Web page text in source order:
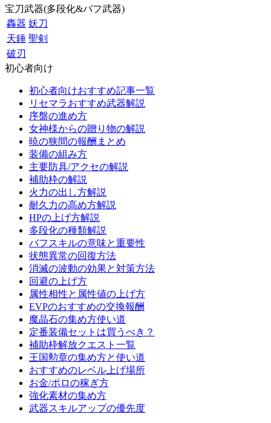
宝刀武器(多段化&バフ武器)
轟器 妖刀
天錘 聖剣
破刃
初心者向け
初心者向けおすすめ記事一覧
リセマラおすすめ武器解説
序盤の進め方
女神様からの贈り物の解説
暁の狭間の報酬まとめ
装備の組み方
主要防具/アクセの解説
補助枠の解説
火力の出し方解説
耐久力の高め方解説
HPの上げ方解説
多段化の種類解説
バフスキルの意味と重要性
状態異常の回復方法
消滅の波動の効果と対策方法
回避の上げ方
属性相性と属性値の上げ方
EVPのおすすめの交換報酬
魔晶石の集め方使い道
定番装備セットは買うべき？
補助枠解放クエスト一覧
王国勲章の集め方と使い道
おすすめのレベル上げ場所
お金/ポロの稼ぎ方
強化素材の集め方
武器スキルアップの優先度